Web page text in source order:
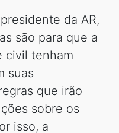
da AR,
são para que a
civil tenham
suas
que irão
sobre os
isso, a